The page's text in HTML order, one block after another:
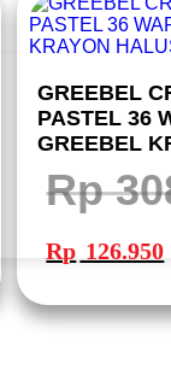
GREEBEL
PASTEL 36
GREEBEL
MEWARNAI
Rp
Harga
adalah:
Rp 308.500.
Rp 126.950